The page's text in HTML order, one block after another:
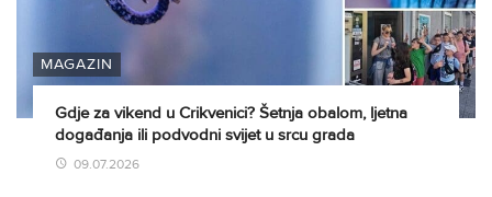
MAGAZIN
Gdje za vikend u Crikvenici? Šetnja obalom, ljetna
događanja ili podvodni svijet u srcu grada
09.07.2026